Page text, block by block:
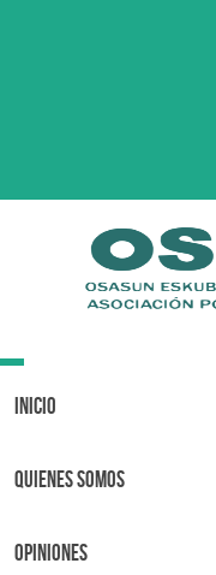
Toggle
Inicio
Quienes Somos
OPINIONES